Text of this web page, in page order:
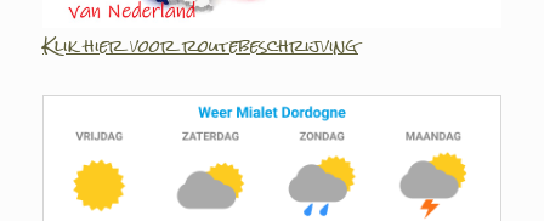
Klik hier voor routebeschrijving